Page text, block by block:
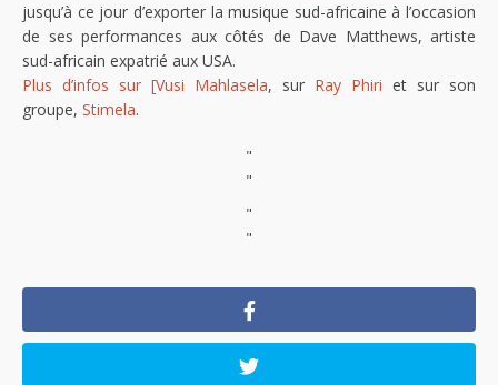
jusqu’à ce jour d’exporter la musique sud-africaine à l’occasion
de ses performances aux côtés de Dave Matthews, artiste
sud-africain expatrié aux USA.
Plus d’infos sur [Vusi Mahlasela, sur Ray Phiri et sur son
groupe, Stimela.
"
"
"
"